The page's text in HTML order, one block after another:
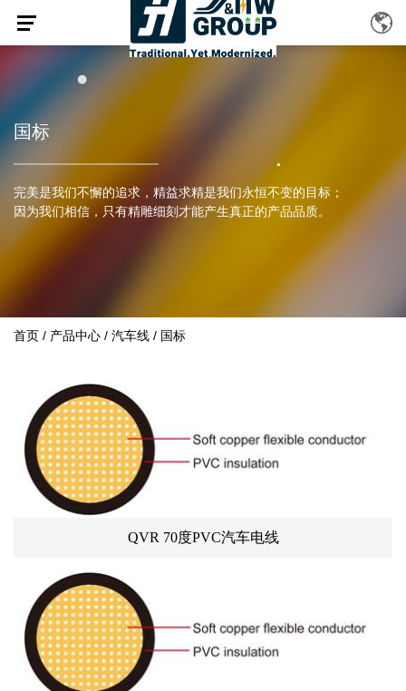
国标
完美是我们不懈的追求，精益求精是我们永恒不变的目标；
因为我们相信，只有精雕细刻才能产生真正的产品品质。
首页 / 产品中心 / 汽车线 / 国标
QVR 70度PVC汽车电线